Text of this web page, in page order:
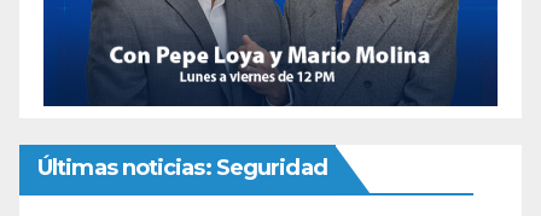
Últimas noticias: Seguridad